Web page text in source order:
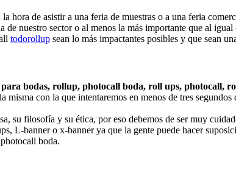
de asistir a una feria de muestras o a una feria
nuestro sector o al menos la más importante que al
todorollup sean lo más impactantes posibles y que sean
bodas, rollup, photocall boda, roll ups, photocall,
con la que intentaremos en menos de tres segundos
su filosofía y su ética, por eso debemos de ser muy
L-banner o x-banner ya que la gente puede hacer
boda.